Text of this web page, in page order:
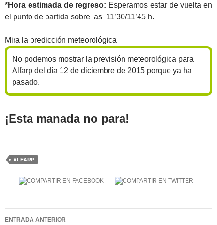
*Hora estimada de regreso: Esperamos estar de vuelta en
el punto de partida sobre las 11’30/11’45 h.
Mira la predicción meteorológica
No podemos mostrar la previsión meteorológica para
Alfarp del día 12 de diciembre de 2015 porque ya ha
pasado.
¡Esta manada no para!
ALFARP
Navegación
ENTRADA ANTERIOR